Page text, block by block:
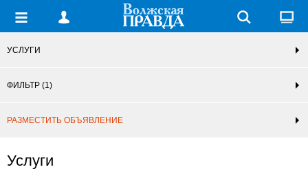
УСЛУГИ
ФИЛЬТР (1)
РАЗМЕСТИТЬ ОБЪЯВЛЕНИЕ
Услуги